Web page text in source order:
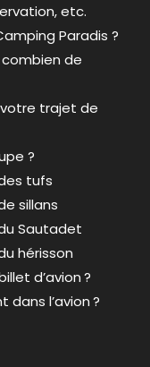
etc.
Paradis ?
combien de
trajet de
?
tufs
sillans
Sautadet
hérisson
d’avion ?
l’avion ?